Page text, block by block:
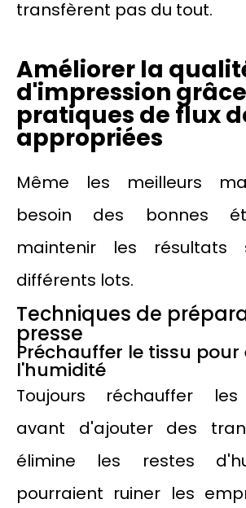
transfèrent pas du tout.
Améliorer la
d'impression
pratiques de flux
appropriées
Même les meilleurs
besoin des bonnes
maintenir les résultats
différents lots.
Techniques de
presse
Préchauffer le tissu pour
l'humidité
Toujours réchauffer
avant d'ajouter des
élimine les restes
pourraient ruiner les